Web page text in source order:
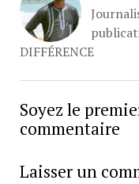
DIFFÉRENCE
Soyez le
commentaire
Laisser un